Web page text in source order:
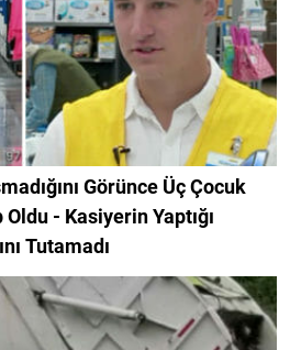
Görünce Üç Çocuk
- Kasiyerin Yaptığı
Tutamadı